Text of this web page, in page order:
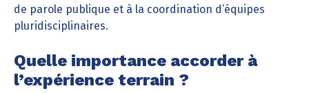
de parole publique et à la coordination d’équipes
pluridisciplinaires.
Quelle importance accorder à
l’expérience terrain ?